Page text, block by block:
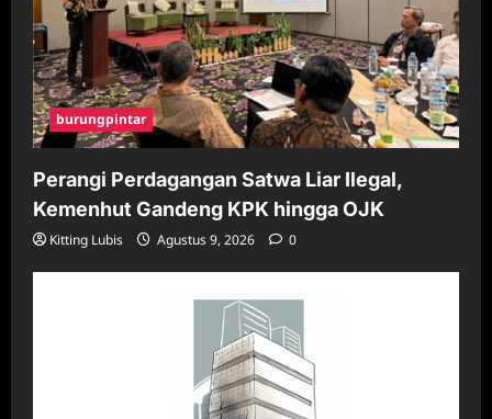
burungpintar
Perangi Perdagangan Satwa Liar Ilegal,
Kemenhut Gandeng KPK hingga OJK
Kitting Lubis Agustus 9, 2026 0